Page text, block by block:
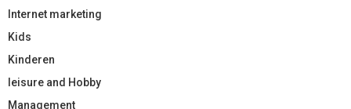
Internet marketing
Kids
Kinderen
leisure and Hobby
Management